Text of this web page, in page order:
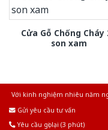
Cửa Gỗ Chống Cháy
son xam
Với kinh nghiệm nhiêu năm
Gửi yêu cầu tư vấn
Yêu cầu gọi lại (3 phút)